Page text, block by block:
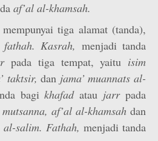
af’al al-khamsah.
mempunyai tiga alamat (tanda),
fathah. Kasrah, menjadi tanda
pada tiga tempat, yaitu isim
taktsir,dan jama’ muannats al-
bagikhafadatau jarr pada
af’al al-khamsahdan
al-salim. Fathah, menjadi tanda